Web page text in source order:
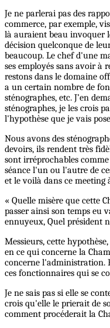
Je ne parlerai pas des
commerce, par exemple,
là auraient beau invoquer
décision quelconque de
beaucoup. Le chef d'une
ses employés sans avoir à
restons dans le domaine
a un certain nombre de
sténographes, etc. J’en
sténographes, je les crois
l'hypothèse que je vais
Nous avons des
devoirs, ils rendent très
sont irréprochables
séance l'un ou l'autre de
et le voilà dans ce meeting
« Quelle misère que cette
passer ainsi son temps eu
ennuyeux, Quel président
Messieurs, cette
en ce qui concerne la
concerne l'administration.
ces fonctionnaires qui se
Je ne sais pas si elle se
crois qu'elle le prierait de
comment procéderait la